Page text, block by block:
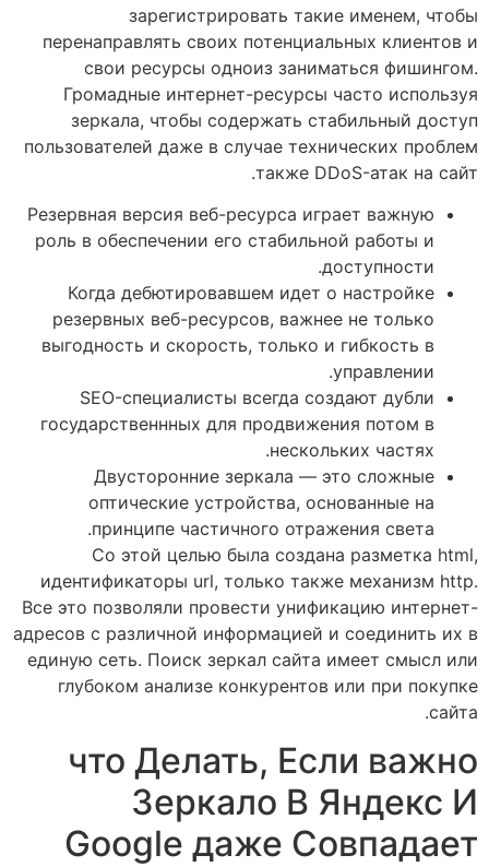
зарегистрировать такие именем, чтобы
перенаправлять своих потенциальных клиентов и
свои ресурсы одноиз заниматься фишингом.
Громадные интернет-ресурсы часто используя
зеркала, чтобы содержать стабильный доступ
пользователей даже в случае технических проблем
также DDoS-атак на сайт.
Резервная версия веб-ресурса играет важную
роль в обеспечении его стабильной работы и
доступности.
Когда дебютировавшем идет о настройке
резервных веб-ресурсов, важнее не только
выгодность и скорость, только и гибкость в
управлении.
SEO-специалисты всегда создают дубли
государственнных для продвижения потом в
нескольких частях.
Двусторонние зеркала — это сложные
оптические устройства, основанные на
принципе частичного отражения света.
Со этой целью была создана разметка html,
идентификаторы url, только также механизм http.
Все это позволяли провести унификацию интернет-
адресов с различной информацией и соединить их в
единую сеть. Поиск зеркал сайта имеет смысл или
глубоком анализе конкурентов или при покупке
сайта.
что Делать, Если важно
Зеркало В Яндекс И
Google даже Совпадает